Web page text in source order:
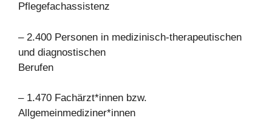
Pflegefachassistenz
– 2.400 Personen in medizinisch-therapeutischen
und diagnostischen
Berufen
– 1.470 Fachärzt*innen bzw.
Allgemeinmediziner*innen